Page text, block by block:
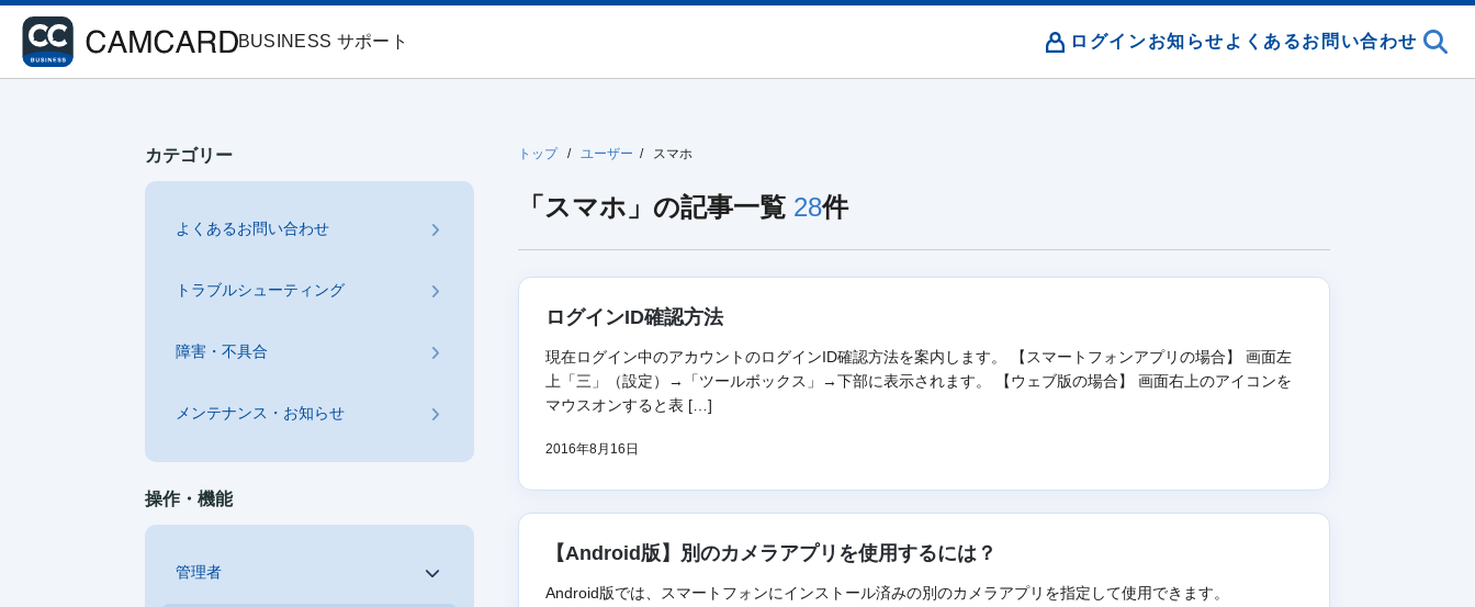
BUSINESS サポート ログインお知らせ よくあるお問い合わせ
カテゴリー
よくあるお問い合わせ
トラブルシューティング
障害・不具合
メンテナンス・お知らせ
操作・機能
管理者
トップ / ユーザー / スマホ
「スマホ」の記事一覧 28件
ログインID確認方法
現在ログイン中のアカウントのログインID確認方法を案内します。 【スマートフォンアプリの場合】 画面左
上「三」（設定）→「ツールボックス」→下部に表示されます。 【ウェブ版の場合】 画面右上のアイコンを
マウスオンすると表 […]
2016年8月16日
【Android版】別のカメラアプリを使用するには？
Android版では、スマートフォンにインストール済みの別のカメラアプリを指定して使用できます。